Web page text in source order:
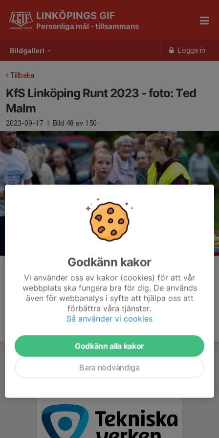
Bildgalleri Logga in
LINKÖPINGS GIF
Personliga mål - tillsammans
Tillbaka
KfS Linköping Runt 2023 - foto: Ted
Malm
2023-09-17 | Bild 48 av 150
Godkänn kakor
Vi använder oss av kakor (cookies) för att vår
webbplats ska fungera bra för dig. De används
även för webbanalys i syfte att hjälpa oss att
förbättra våra tjänster.
Så använder vi cookies
Godkänn alla kakor
Bara nödvändiga